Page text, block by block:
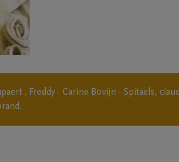
, Freddy - Carine Bovijn - Spitaels,